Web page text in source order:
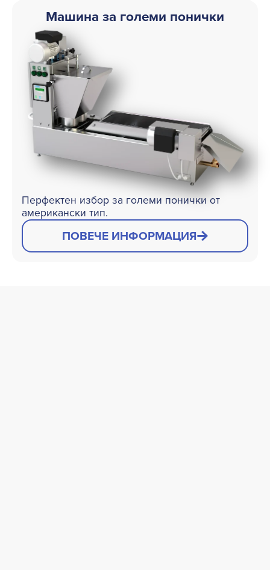
Машина за големи понички
Перфектен избор за големи понички от
американски тип.
ПОВЕЧЕ ИНФОРМАЦИЯ